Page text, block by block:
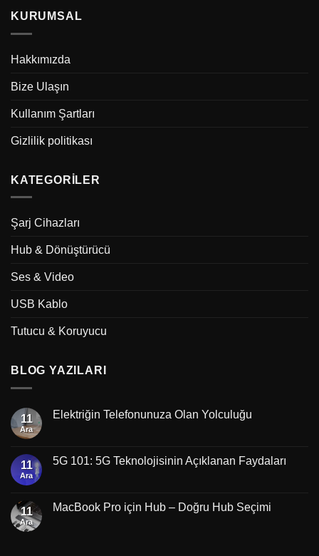
KURUMSAL
Hakkımızda
Bize Ulaşın
Kullanım Şartları
Gizlilik politikası
KATEGORILER
Şarj Cihazları
Hub & Dönüştürücü
Ses & Video
USB Kablo
Tutucu & Koruyucu
BLOG YAZILARI
11
Ara
Elektriğin Telefonunuza Olan Yolculuğu
11
Ara
5G 101: 5G Teknolojisinin Açıklanan Faydaları
11
Ara
MacBook Pro için Hub – Doğru Hub Seçimi